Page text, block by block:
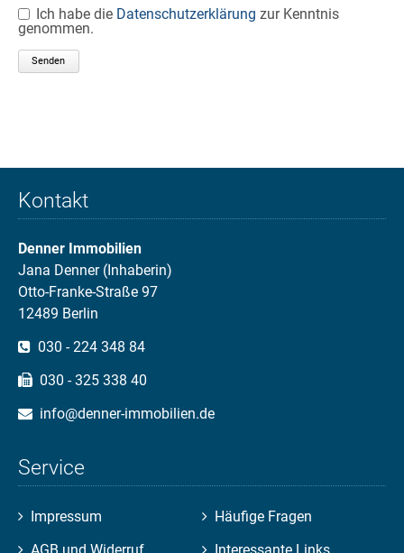
Ich habe die Datenschutzerklärung zur Kenntnis
genommen.
Senden
Kontakt
Denner Immobilien
Jana Denner (Inhaberin)
Otto-Franke-Straße 97
12489 Berlin
030 - 224 348 84
030 - 325 338 40
info@denner-immobilien.de
Service
Navigation
Impressum
Navigation
Häufige Fragen